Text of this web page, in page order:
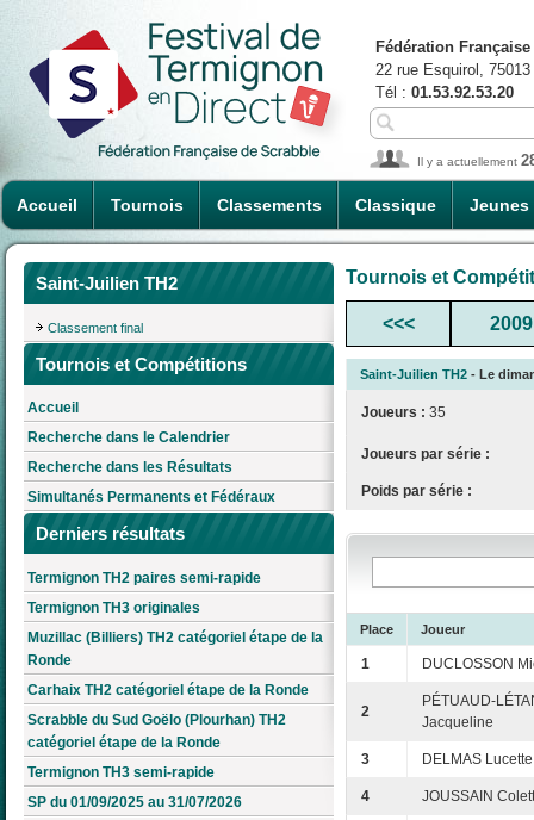
Accueil Tournois Classements Classique Jeunes
Fédération
22 rue Esquirol,
Tél : 01.53.92.53.20
Il y a actuellement
Saint-Juilien TH2
Classement final
Tournois et Compétitions
Accueil
Recherche dans le Calendrier
Recherche dans les Résultats
Simultanés Permanents et Fédéraux
Derniers résultats
Termignon TH2 paires semi-rapide
Termignon TH3 originales
Muzillac (Billiers) TH2 catégoriel étape de la
Ronde
Carhaix TH2 catégoriel étape de la Ronde
Scrabble du Sud Goëlo (Plourhan) TH2
catégoriel étape de la Ronde
Termignon TH3 semi-rapide
SP du 01/09/2025 au 31/07/2026
Tournois et
<<< 2009
Saint-Juilien TH2 - Le
Joueurs : 35
Joueurs par série :
Poids par série :
Place Joueur
1 DUCLOSSON
2
PÉTUAUD-
Jacqueline
3 DELMAS Lucette
4 JOUSSAIN